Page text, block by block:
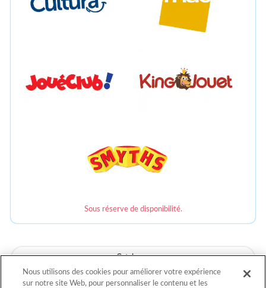
Sous réserve de disponibilité.
Catalogue
Nous utilisons des cookies pour améliorer votre expérience
sur notre site Web, pour personnaliser le contenu et les